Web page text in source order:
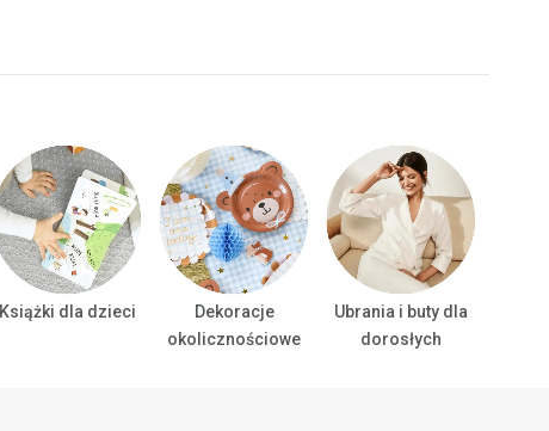
Książki dla dzieci
Dekoracje
okolicznościowe
Ubrania i buty dla
dorosłych